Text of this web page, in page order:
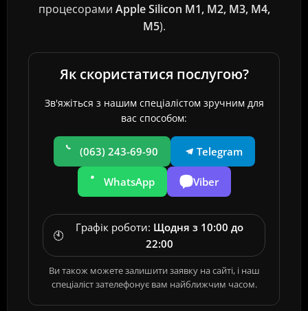
процесорами Apple Silicon M1, M2, M3, M4,
M5).
Як скористатися послугою?
Зв'яжіться з нашим спеціалістом зручним для
вас способом:
(063) 243-69-90 Telegram
WhatsApp Viber
🕙
Графік роботи: Щодня з 10:00 до
22:00
Ви також можете залишити заявку на сайті, і наш
спеціаліст зателефонує вам найближчим часом.